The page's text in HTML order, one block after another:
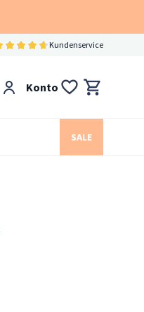
Kundenservice
Konto
SALE